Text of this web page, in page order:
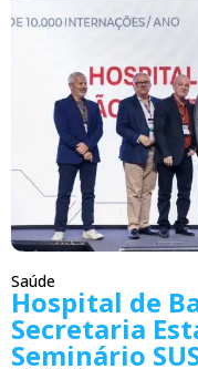
Saúde
Hospital de
Secretaria
Seminário